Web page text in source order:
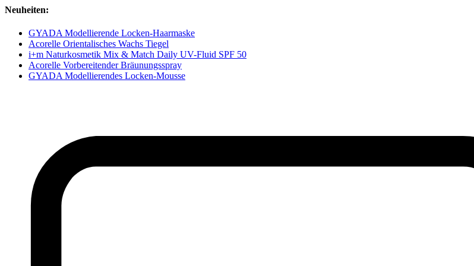
Neuheiten:
GYADA Modellierende Locken-Haarmaske
Acorelle Orientalisches Wachs Tiegel
i+m Naturkosmetik Mix & Match Daily UV-Fluid SPF 50
Acorelle Vorbereitender Bräunungsspray
GYADA Modellierendes Locken-Mousse